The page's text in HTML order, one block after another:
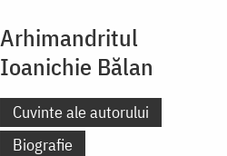
Arhimandritul
Ioanichie Bălan
Cuvinte ale autorului
Biografie